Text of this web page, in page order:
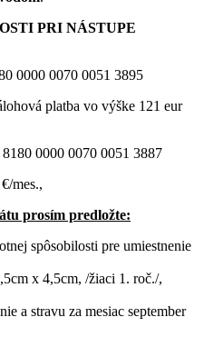
PRI NÁSTUPE
0070 0051 3895
platba vo výške 121 eur
0000 0070 0051 3887
mes.,
prosím predložte:
spôsobilosti pre umiestnenie
x 4,5cm, /žiaci 1. roč./,
a stravu za mesiac september